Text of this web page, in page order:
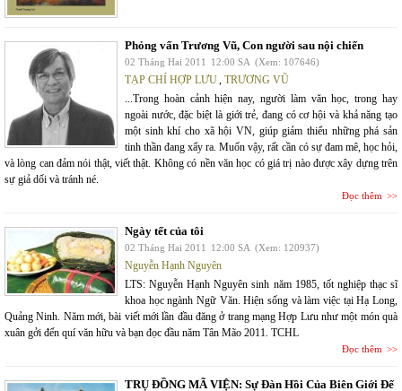
Phỏng vấn Trương Vũ, Con người sau nội chiến
02 Tháng Hai 2011 12:00 SA (Xem: 107646)
TẠP CHÍ HỢP LƯU, TRƯƠNG VŨ
...Trong hoàn cảnh hiện nay, người làm văn học, trong hay
ngoài nước, đặc biệt là giới trẻ, đang có cơ hội và khả năng tạo
một sinh khí cho xã hội VN, giúp giảm thiểu những phá sản
tinh thần đang xẩy ra. Muốn vậy, rất cần có sự đam mê, học hỏi,
và lòng can đảm nói thật, viết thật. Không có nền văn học có giá trị nào được xây dựng trên
sự giả dối và tránh né.
Đọc thêm
Ngày tết của tôi
02 Tháng Hai 2011 12:00 SA (Xem: 120937)
Nguyễn Hạnh Nguyên
LTS: Nguyễn Hạnh Nguyên sinh năm 1985, tốt nghiệp thạc sĩ
khoa học ngành Ngữ Văn. Hiện sống và làm việc tại Hạ Long,
Quảng Ninh. Năm mới, bài viết mới lần đầu đăng ở trang mạng Hợp Lưu như một món quà
xuân gởi đến quí văn hữu và bạn đọc đầu năm Tân Mão 2011. TCHL
Đọc thêm
TRỤ ĐỒNG MÃ VIỆN: Sự Đàn Hồi Của Biên Giới Đế